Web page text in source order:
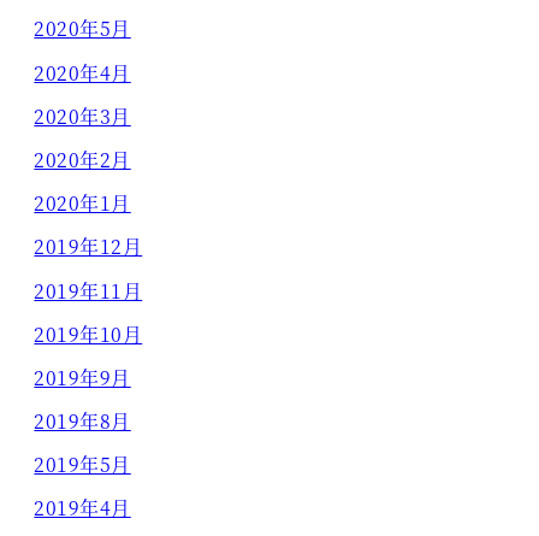
2020年5月
2020年4月
2020年3月
2020年2月
2020年1月
2019年12月
2019年11月
2019年10月
2019年9月
2019年8月
2019年5月
2019年4月